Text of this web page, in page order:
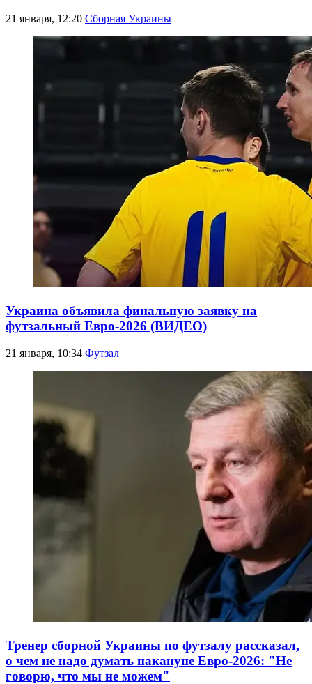
21 января, 12:20 Сборная Украины
Украина объявила финальную заявку на
футзальный Евро-2026 (ВИДЕО)
21 января, 10:34 Футзал
Тренер сборной Украины по футзалу рассказал,
о чем не надо думать накануне Евро-2026: "Не
говорю, что мы не можем"